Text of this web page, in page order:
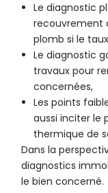
Le diagnostic
recouvrement
plomb si le
Le diagnostic
travaux pour
concernées,
Les points
aussi inciter le
thermique de
Dans la
diagnostics
le bien concerné.